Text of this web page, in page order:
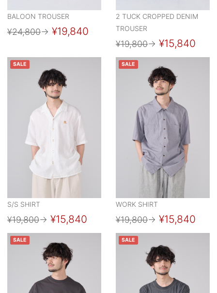
BALOON TROUSER
¥24,800→ ¥19,840
2 TUCK CROPPED DENIM
TROUSER
¥19,800→ ¥15,840
SALE
S/S SHIRT
¥19,800→ ¥15,840
SALE
WORK SHIRT
¥19,800→ ¥15,840
SALE SALE